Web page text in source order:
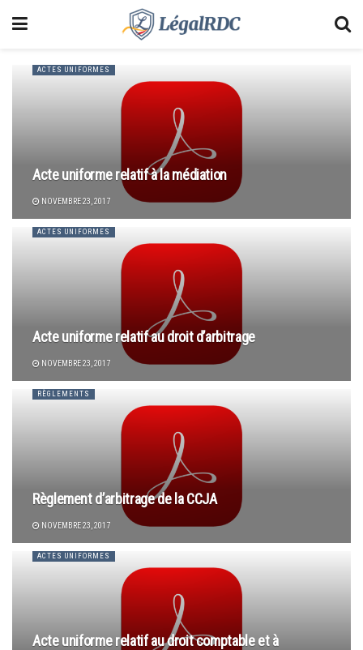
ACTES UNIFORMES
Acte uniforme relatif à la médiation
NOVEMBRE 23, 2017
ACTES UNIFORMES
Acte uniforme relatif au droit d’arbitrage
NOVEMBRE 23, 2017
RÈGLEMENTS
Règlement d’arbitrage de la CCJA
NOVEMBRE 23, 2017
ACTES UNIFORMES
Acte uniforme relatif au droit comptable et à